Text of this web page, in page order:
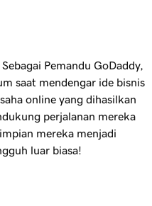
situs web
pengalihan 301
1m 41s
2m 49s
penerusan
Pemandu GoDaddy,
saat mendengar ide bisnis
online yang dihasilkan
perjalanan mereka
mereka menjadi
luar biasa!